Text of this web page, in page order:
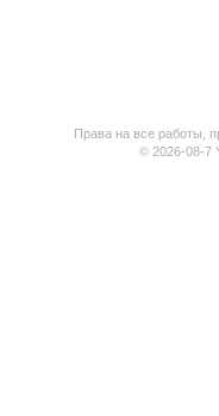
Права на все работы,
© 2026-08-7